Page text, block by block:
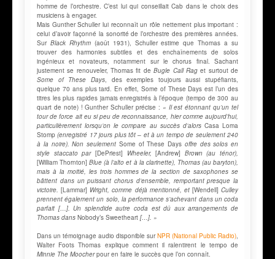
homme de l’orchestre. C’est lui qui conseillait Cab dans le choix des
musiciens à engager.
Mais Gunther Schuller lui reconnaît un rôle nettement plus important :
celui d’avoir façonné la sonorité de l’orchestre des premières années.
Sur Black Rhythm(août 1931), Schuller estime que Thomas a su
trouver des harmonies subtiles et des enchaînements de solos
ingénieux et novateurs, notamment sur le chorus final. Sachant
justement se renouveler, Thomas fit deBugle Call Raget surtout de
Some of These Days, des exemples toujours aussi stupéfiants,
quelque 70 ans plus tard. En effet, Some of These Days est l’un des
titres les plus rapides jamais enregistrés à l’époque (tempo de 300 au
quart de note) ! Gunther Schuller précise : « Il est étonnant qu’un tel
tour de force ait eu si peu de reconnaissance, hier comme aujourd’hui,
particulièrement lorsqu’on le compare au succès d’alors Casa Loma
Stomp (enregistré 17 jours plus tôt – et à un tempo de seulement 240
à la noire). Non seulement Some of These Days offre des solos en
style staccato par [DePriest] Wheeler,[Andrew] Brown (au ténor),
[William Thornton] Blue (à l’alto et à la clarinette), Thomas (au baryton),
mais à la moitié, les trois hommes de la section de saxophones se
bâttent dans un puissant chorus d’ensemble, remportant presque la
victoire.[Lammar] Wright, comme déjà mentionné, et[Wendell] Culley
prennent également un solo, la performance s’achevant dans un coda
parfait […]. Un splendide autre coda est dû aux arrangements de
Thomas dans Nobody’s Sweetheart […]. »
Dans un témoignage audio disponible surNPR (National Public Radio),
Walter Foots Thomas explique comment il ralentirent le tempo de
Minnie The Moocherpour en faire le succès que l’on connaît.